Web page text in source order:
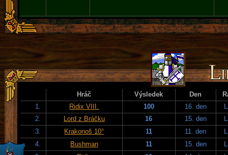
Hráč Výsledek Den
1.
Ridix VIII. 100 16. den
2.
Lord z Bráčku 16 15. den
3.
Krakonoš 10° 11 11. den
4.
Bushman 11 15. den